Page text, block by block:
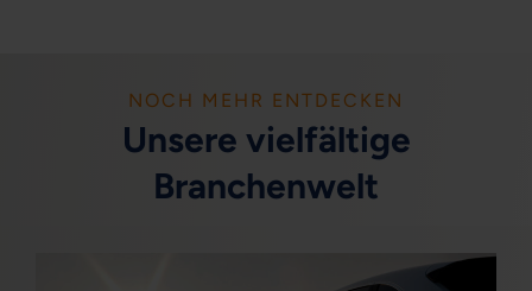
NOCH MEHR ENTDECKEN
Unsere vielfältige
Branchenwelt